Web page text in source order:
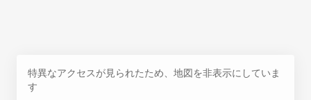
特異なアクセスが見られたため、地図を非表示にしていま
す